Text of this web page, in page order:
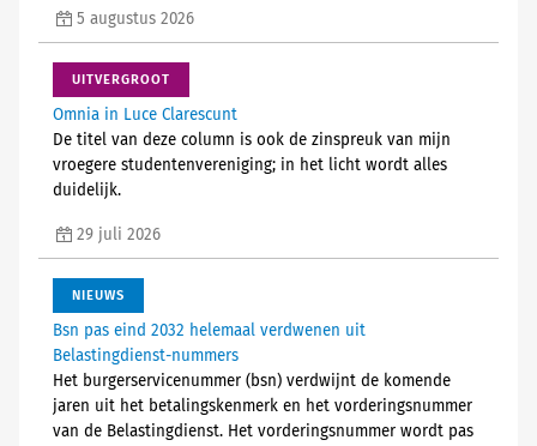
5 augustus 2026
UITVERGROOT
Omnia in Luce Clarescunt
De titel van deze column is ook de zinspreuk van mijn
vroegere studentenvereniging; in het licht wordt alles
duidelijk.
29 juli 2026
NIEUWS
Bsn pas eind 2032 helemaal verdwenen uit
Belastingdienst-nummers
Het burgerservicenummer (bsn) verdwijnt de komende
jaren uit het betalingskenmerk en het vorderingsnummer
van de Belastingdienst. Het vorderingsnummer wordt pas